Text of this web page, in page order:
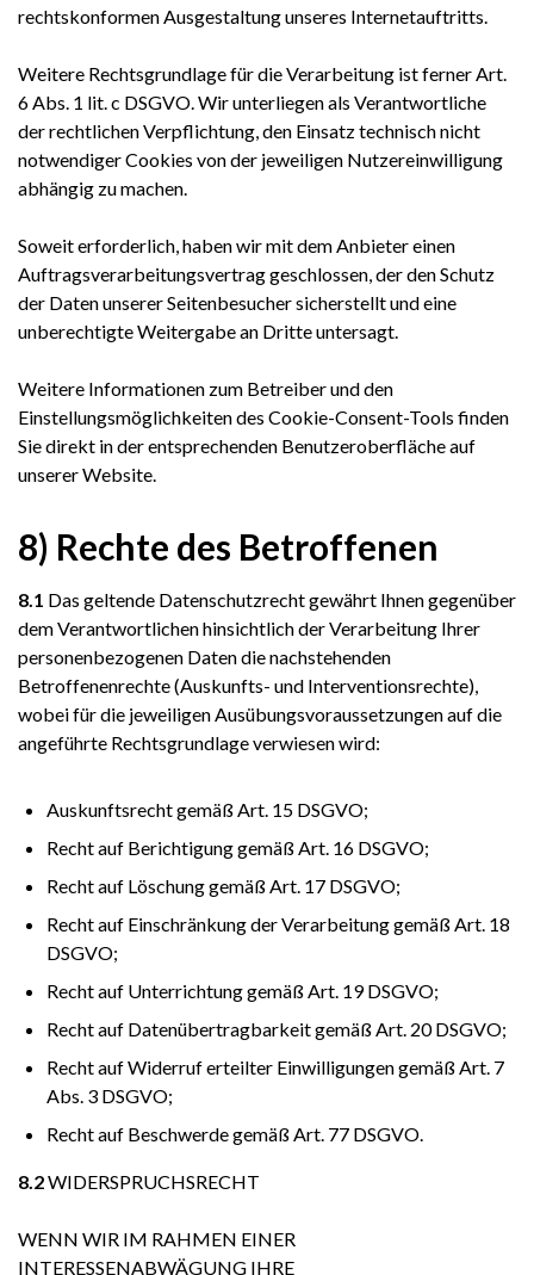
rechtskonformen Ausgestaltung unseres Internetauftritts.
Weitere Rechtsgrundlage für die Verarbeitung ist ferner Art.
6 Abs. 1 lit. c DSGVO. Wir unterliegen als Verantwortliche
der rechtlichen Verpflichtung, den Einsatz technisch nicht
notwendiger Cookies von der jeweiligen Nutzereinwilligung
abhängig zu machen.
Soweit erforderlich, haben wir mit dem Anbieter einen
Auftragsverarbeitungsvertrag geschlossen, der den Schutz
der Daten unserer Seitenbesucher sicherstellt und eine
unberechtigte Weitergabe an Dritte untersagt.
Weitere Informationen zum Betreiber und den
Einstellungsmöglichkeiten des Cookie-Consent-Tools finden
Sie direkt in der entsprechenden Benutzeroberfläche auf
unserer Website.
8) Rechte des Betroffenen
8.1 Das geltende Datenschutzrecht gewährt Ihnen gegenüber
dem Verantwortlichen hinsichtlich der Verarbeitung Ihrer
personenbezogenen Daten die nachstehenden
Betroffenenrechte (Auskunfts- und Interventionsrechte),
wobei für die jeweiligen Ausübungsvoraussetzungen auf die
angeführte Rechtsgrundlage verwiesen wird:
Auskunftsrecht gemäß Art. 15 DSGVO;
Recht auf Berichtigung gemäß Art. 16 DSGVO;
Recht auf Löschung gemäß Art. 17 DSGVO;
Recht auf Einschränkung der Verarbeitung gemäß Art. 18
DSGVO;
Recht auf Unterrichtung gemäß Art. 19 DSGVO;
Recht auf Datenübertragbarkeit gemäß Art. 20 DSGVO;
Recht auf Widerruf erteilter Einwilligungen gemäß Art. 7
Abs. 3 DSGVO;
Recht auf Beschwerde gemäß Art. 77 DSGVO.
8.2WIDERSPRUCHSRECHT
WENN WIR IM RAHMEN EINER
INTERESSENABWÄGUNG IHRE